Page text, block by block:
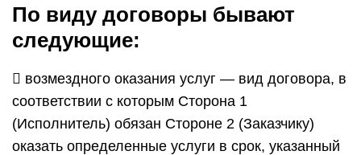
По виду договоры бывают
следующие:
 возмездного оказания услуг — вид договора, в
соответствии с которым Сторона 1
(Исполнитель) обязан Стороне 2 (Заказчику)
оказать определенные услуги в срок, указанный